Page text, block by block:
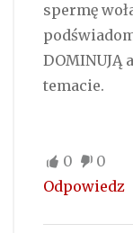
spermę
temacie.
0
0
Odpowiedz